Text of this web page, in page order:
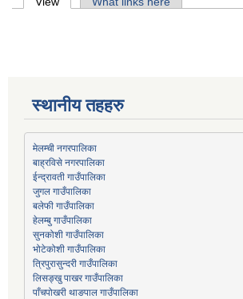
Primary tabs
स्थानीय तहहरु
मेलम्ची नगरपालिका
बाह्रविसे नगरपालिका
ईन्द्रावती गाउँपालिका
जुगल गाउँपालिका
बलेफी गाउँपालिका
हेलम्बु गाउँपालिका
सुनकोशी गाउँपालिका
भोटेकोशी गाउँपालिका
त्रिपुरासुन्दरी गाउँपालिका
लिसङ्खु पाखर गाउँपालिका
पाँचपोखरी थाङपाल गाउँपालिका